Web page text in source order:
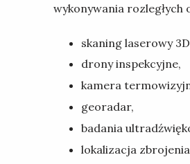
wykonywania rozległych
skaning laserowy
drony inspekcyjne,
kamera
georadar,
badania
lokalizacja